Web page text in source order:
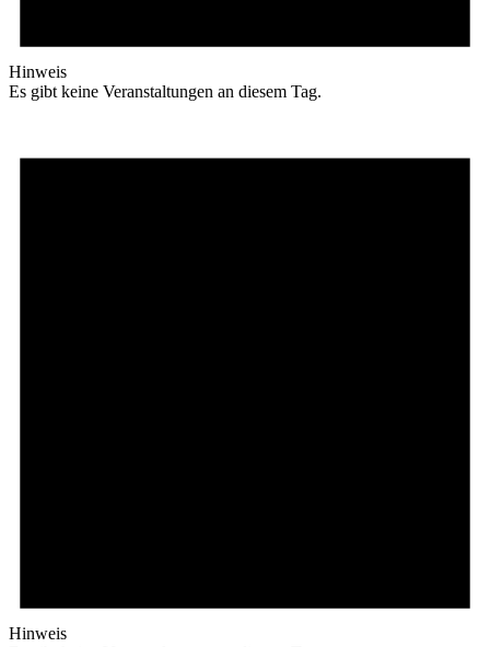
Hinweis
Es gibt keine Veranstaltungen an diesem Tag.
Hinweis